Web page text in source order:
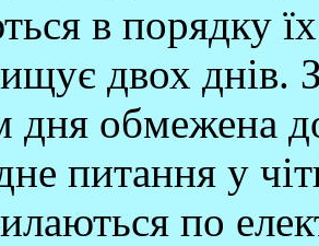
в порядку
двох днів.
дня обмежена
питання у
по